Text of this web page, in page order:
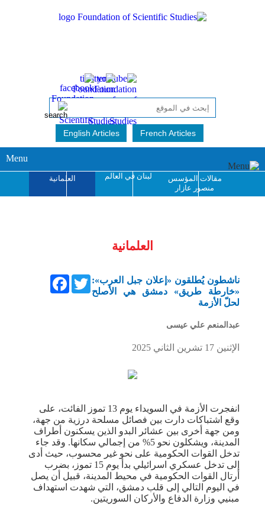
English Articles French Articles
Menu
مقالات المؤسس
منصور عازار
لبنان في العالم العلمانية
العلمانية
FacebookTwitter ناشطون يُطلقون «إعلان جبل العرب»:
«خارطة طريق» دمشق هي الأصلح
لحلّ الأزمة
عبدالمنعم علي عيسى
الإثنين 17 تشرين الثاني 2025
انفجرت الأزمة في السويداء يوم 13 تموز الفائت، على
وقع اشتباكات دارت بين فصائل مسلحة درزية من جهة،
ومن جهة أخرى بين عشائر البدو الذين يسكنون أطراف
المدينة، ويشكلون نحو 5% من إجمالي سكانها. وقد جاء
تدخل القوات الحكومية على نحو غير محسوب، حيث أدى
إلى تدخل عسكري اسرائيلي بدأ يوم 15 تموز، بضرب
أرتال القوات الحكومية في محيط المدينة، قبيل أن يصل
في اليوم التالي إلى قلب دمشق، التي شهدت استهداف
مبنيي وزارة الدفاع والأركان السوريتين.